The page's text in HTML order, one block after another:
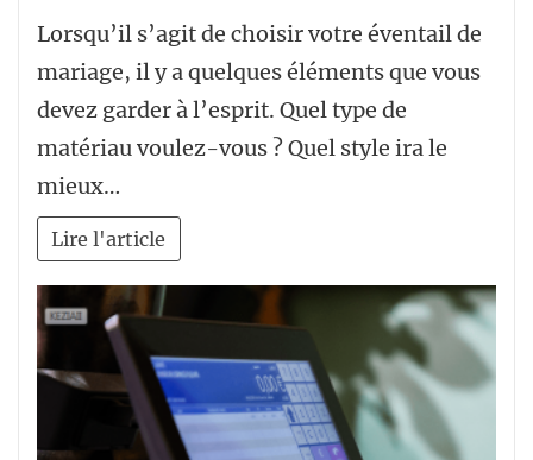
Lorsqu’il s’agit de choisir votre éventail de
mariage, il y a quelques éléments que vous
devez garder à l’esprit. Quel type de
matériau voulez-vous ? Quel style ira le
mieux…
Lire l'article